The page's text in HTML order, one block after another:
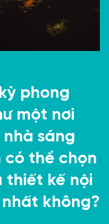
phong
một nơi
sáng
có thể chọn
thiết kế nội
không?